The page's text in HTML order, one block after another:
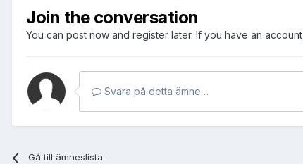
Join the conversation
You can post now and register later. If you have an account,
Svara på detta ämne…
Gå till ämneslista